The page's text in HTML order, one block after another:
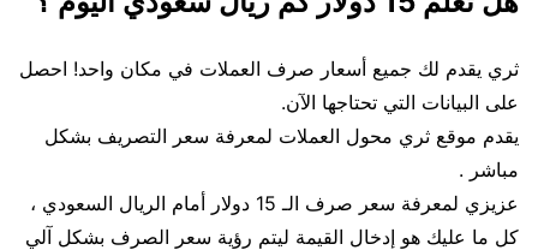
ثري يقدم لك جميع أسعار صرف العملات في مكان واحد! احصل
على البيانات التي تحتاجها الآن.
يقدم موقع ثري محول العملات لمعرفة سعر التصريف بشكل
مباشر .
عزيزي لمعرفة سعر صرف الـ 15 دولار أمام الريال السعودي ،
كل ما عليك هو إدخال القيمة ليتم رؤية سعر الصرف بشكل آلي